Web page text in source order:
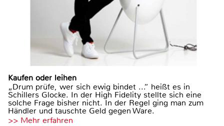
Kaufen oder leihen
„Drum prüfe, wer sich ewig bindet ...“ heißt es in
Schillers Glocke. In der High Fidelity stellte sich eine
solche Frage bisher nicht. In der Regel ging man zum
Händler und tauschte Geld gegen Ware.
>> Mehr erfahren